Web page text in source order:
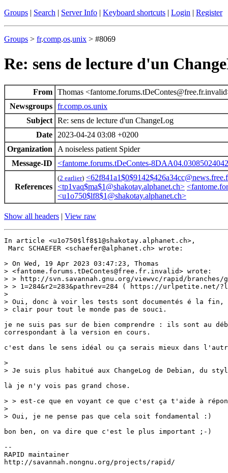
Groups | Search | Server Info | Keyboard shortcuts | Login | Register
Groups > fr.comp.os.unix > #8069
Re: sens de lecture d'un
From Thomas
Newsgroups fr.comp.os.unix
Subject Re: sens de lecture d'un ChangeLog
Date
2023-04-24 03:08 +0200
Organization
A noiseless patient Spider
Message-ID
<fantome.forums.tDeContes-
References
(2 earlier)
<tp1vaq$ma$1@shakotay.alphanet.ch>
<u1o750$lf8$1@shakotay.alphanet.ch>
Show all headers | View raw
In article <u1o750$lf8$1@shakotay.alphanet.ch>,
Marc SCHAEFER <schaefer@alphanet.ch> wrote:
> On Wed, 19 Apr 2023 03:47:23, Thomas
> <fantome.forums.tDeContes@free.fr.invalid> wrote:
> > http://svn.savannah.gnu.org/viewvc/rapid/branches/
> > 1=284&r2=283&pathrev=284 ( https://urlpetite.net/
>
> Oui, donc à voir les tests sont documentés é la
> clair pour tout le monde pas de souci.
je ne suis pas sur de bien comprendre : ils sont au
correspondant à la version en cours.
c'est dans le sens idéal ou ça serais mieux dans
>
> Je suis plus habitué aux ChangeLog de Debian, du
là je n'y vois pas grand chose.
> > est-ce que en voyant ce que c'est ça t'aide à
>
> Oui, je ne pense pas que cela soit fondamental :)
bon ben, on va dire que c'est le plus important ;-)
--
RAPID maintainer
http://savannah.nongnu.org/projects/rapid/